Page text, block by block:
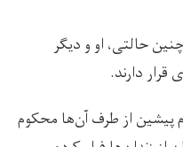
حالتی، او و دیگر
دارند.
پیشین از طرف آن‌ها محکوم